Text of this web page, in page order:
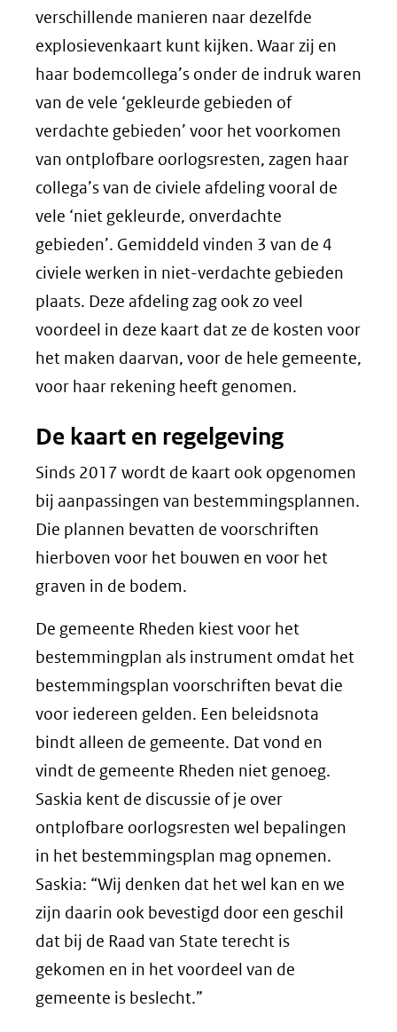
verschillende manieren naar dezelfde
explosievenkaart kunt kijken. Waar zij en
haar bodemcollega’s onder de indruk waren
van de vele ‘gekleurde gebieden of
verdachte gebieden’ voor het voorkomen
van ontplofbare oorlogsresten, zagen haar
collega’s van de civiele afdeling vooral de
vele ‘niet gekleurde, onverdachte
gebieden’. Gemiddeld vinden 3 van de 4
civiele werken in niet-verdachte gebieden
plaats. Deze afdeling zag ook zo veel
voordeel in deze kaart dat ze de kosten voor
het maken daarvan, voor de hele gemeente,
voor haar rekening heeft genomen.
De kaart en regelgeving
Sinds 2017 wordt de kaart ook opgenomen
bij aanpassingen van bestemmingsplannen.
Die plannen bevatten de voorschriften
hierboven voor het bouwen en voor het
graven in de bodem.
De gemeente Rheden kiest voor het
bestemmingplan als instrument omdat het
bestemmingsplan voorschriften bevat die
voor iedereen gelden. Een beleidsnota
bindt alleen de gemeente. Dat vond en
vindt de gemeente Rheden niet genoeg.
Saskia kent de discussie of je over
ontplofbare oorlogsresten wel bepalingen
in het bestemmingsplan mag opnemen.
Saskia: “Wij denken dat het wel kan en we
zijn daarin ook bevestigd door een geschil
dat bij de Raad van State terecht is
gekomen en in het voordeel van de
gemeente is beslecht.”